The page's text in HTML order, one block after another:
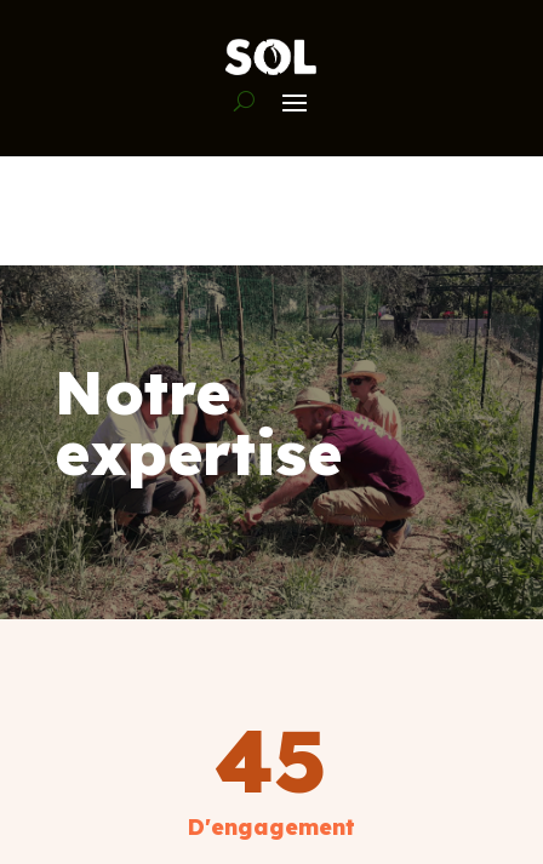
Notre
expertise
45
D'engagement